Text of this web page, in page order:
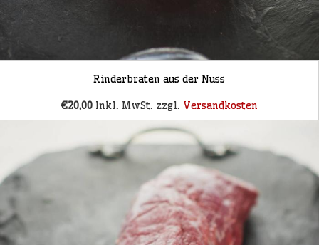
Rinderbraten aus der Nuss
€20,00 Inkl. MwSt. zzgl. Versandkosten